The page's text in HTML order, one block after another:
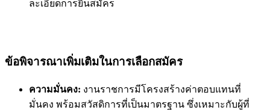
ละเอียดการยื่นสมัคร
ข้อพิจารณาเพิ่มเติมในการเลือกสมัคร
ความมั่นคง: งานราชการมีโครงสร้างค่าตอบแทนที่
มั่นคง พร้อมสวัสดิการที่เป็นมาตรฐาน ซึ่งเหมาะกับผู้ที่